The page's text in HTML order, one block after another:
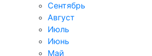
Сентябрь
Август
Июль
Июнь
Май